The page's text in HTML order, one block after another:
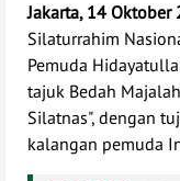
Jakarta, 14 Oktober
Silaturrahim
Pemuda
tajuk Bedah
Silatnas", dengan
kalangan pemuda